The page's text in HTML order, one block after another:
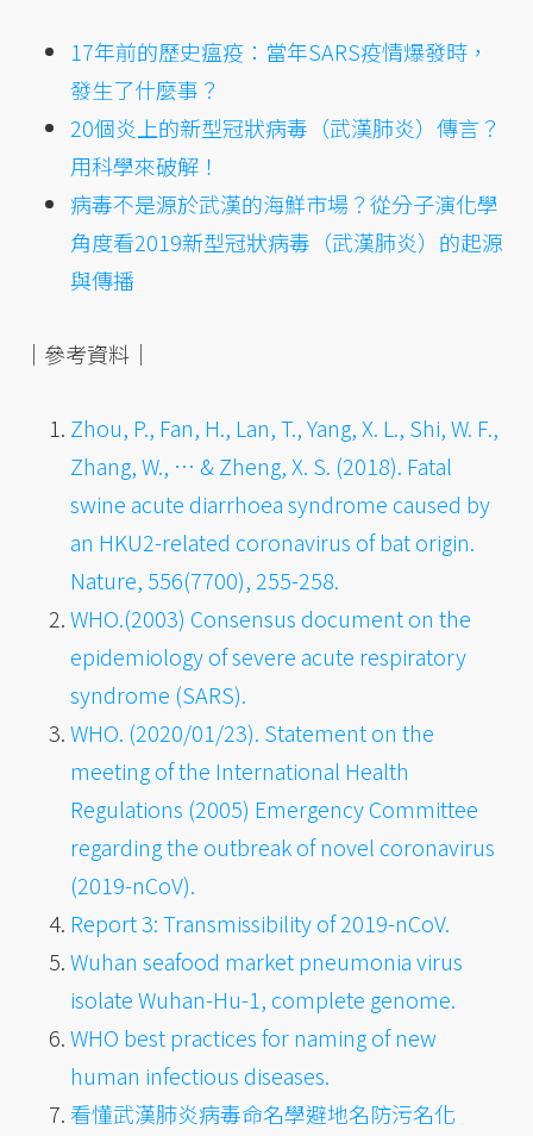
17年前的歷史瘟疫：當年SARS疫情爆發時，
發生了什麼事？
20個炎上的新型冠狀病毒（武漢肺炎）傳言？
用科學來破解！
病毒不是源於武漢的海鮮市場？從分子演化學
角度看2019新型冠狀病毒（武漢肺炎）的起源
與傳播
｜參考資料｜
Zhou, P., Fan, H., Lan, T., Yang, X. L., Shi, W. F.,
Zhang, W., … & Zheng, X. S. (2018). Fatal
swine acute diarrhoea syndrome caused by
an HKU2-related coronavirus of bat origin.
Nature, 556(7700), 255-258.
WHO.(2003) Consensus document on the
epidemiology of severe acute respiratory
syndrome (SARS).
WHO. (2020/01/23). Statement on the
meeting of the International Health
Regulations (2005) Emergency Committee
regarding the outbreak of novel coronavirus
(2019-nCoV).
Report 3: Transmissibility of 2019-nCoV.
Wuhan seafood market pneumonia virus
isolate Wuhan-Hu-1, complete genome.
WHO best practices for naming of new
human infectious diseases.
看懂武漢肺炎病毒命名學避地名防污名化